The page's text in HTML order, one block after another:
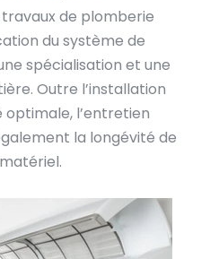
de plomberie
du système de
spécialisation et une
Outre l’installation
l’entretien
la longévité de